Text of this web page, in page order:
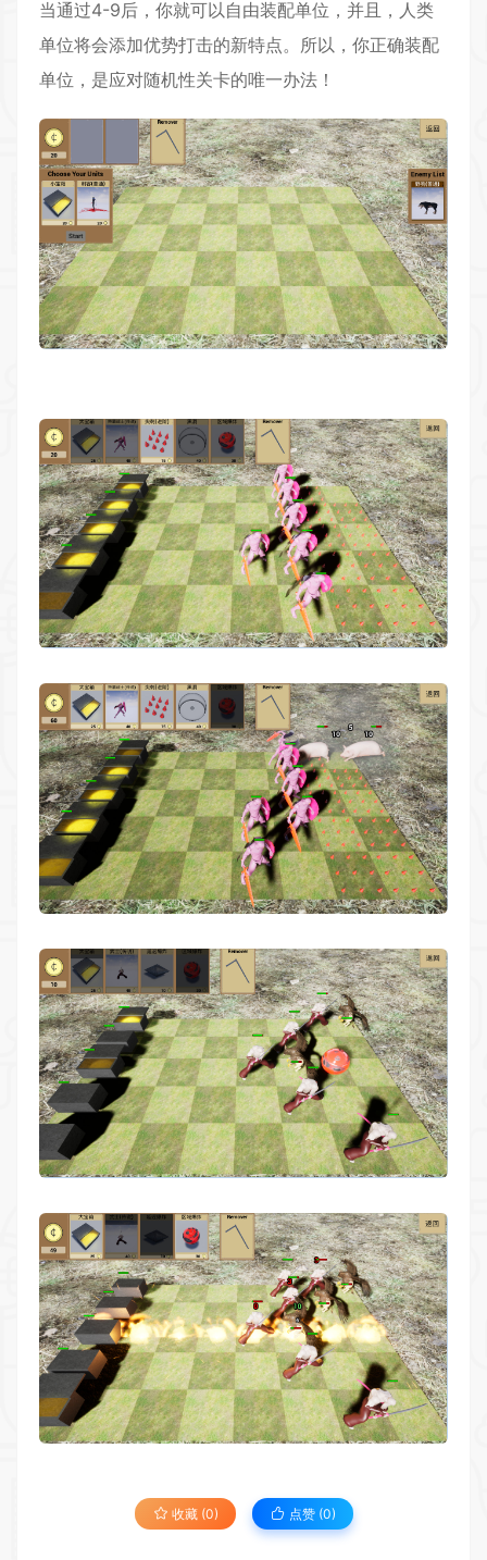
当通过4-9后，你就可以自由装配单位，并且，人类
单位将会添加优势打击的新特点。所以，你正确装配
单位，是应对随机性关卡的唯一办法！
收藏 (0) 点赞 (0)